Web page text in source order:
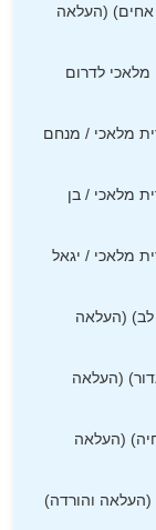
3 / 40 (צומת אחים) (העלאה
לדרום
קרית מלאכי / מנחם
קרית מלאכי / בן
קרית מלאכי / יגאל
בר לב) (העלאה
אביגדור) (העלאה
זרחיה) (העלאה